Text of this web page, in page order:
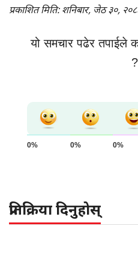
प्रकाशित मिति: शनिबार, जेठ ३०,
यो समचार पढेर तपाईले
?
0% 0% 0%
प्रतिक्रिया दिनुहोस्